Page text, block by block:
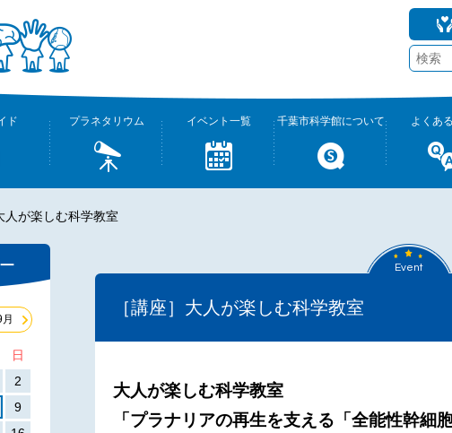
ド プラネタリウム イベント一覧 千葉市科学館について よくあ
人が楽しむ科学教室
日
2
9
Event
［講座］大人が楽しむ科学教室
大人が楽しむ科学教室
「プラナリアの再生を支える「全能性幹細